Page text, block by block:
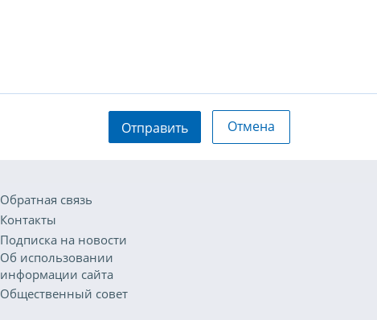
Отправить Отмена
Обратная связь
Контакты
Подписка на новости
Об использовании
информации сайта
Общественный совет